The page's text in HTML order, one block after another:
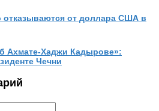
от доллара США в
Ахмате-Хаджи Кадырове»:
Чечни